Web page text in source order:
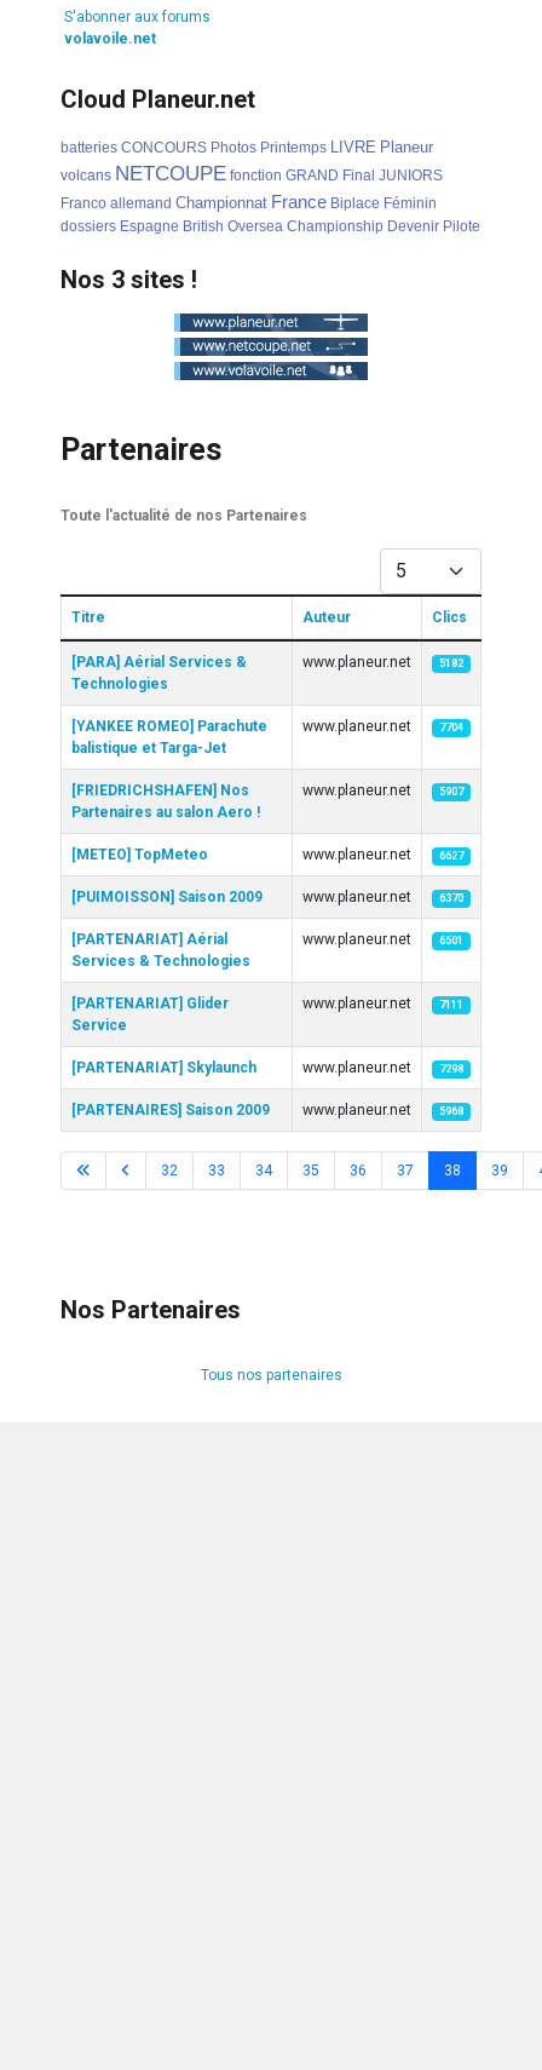
S'abonner aux forums
volavoile.net
Cloud Planeur.net
batteries CONCOURS Photos Printemps LIVRE Planeur
volcans NETCOUPE fonction GRAND Final JUNIORS
Franco allemand Championnat France Biplace Féminin
dossiers Espagne British Oversea Championship Devenir Pilote
Nos 3 sites !
Partenaires
Toute l'actualité de nos Partenaires
Afficher #
Titre Auteur Clics
[PARA] Aérial Services &
Technologies
www.planeur.net 5182
[YANKEE ROMEO] Parachute
balistique et Targa-Jet
www.planeur.net 7704
[FRIEDRICHSHAFEN] Nos
Partenaires au salon Aero !
www.planeur.net 5907
[METEO] TopMeteo www.planeur.net 6627
[PUIMOISSON] Saison 2009 www.planeur.net 6370
[PARTENARIAT] Aérial
Services & Technologies
www.planeur.net 6501
[PARTENARIAT] Glider
Service
www.planeur.net 7111
[PARTENARIAT] Skylaunch www.planeur.net 7298
[PARTENAIRES] Saison 2009 www.planeur.net 5968
Page 38 sur 41
32 33 34 35 36 37 38 39
Nos Partenaires
Tous nos partenaires